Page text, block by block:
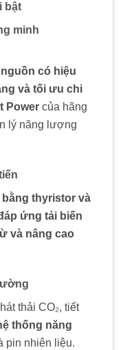
bật
minh
có hiệu
và tối ưu chi
Power của hãng
lý năng lượng
thyristor và
ứng tải biến
và nâng cao
thải CO₂, tiết
thống năng
pin nhiên liệu.